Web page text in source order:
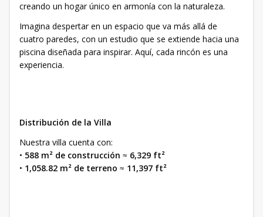
creando un hogar único en armonía con la naturaleza.
Imagina despertar en un espacio que va más allá de
cuatro paredes, con un estudio que se extiende hacia una
piscina diseñada para inspirar. Aquí, cada rincón es una
experiencia.
Distribución de la Villa
Nuestra villa cuenta con:
• 588 m² de construcción ≈ 6,329 ft²
• 1,058.82 m² de terreno ≈ 11,397 ft²